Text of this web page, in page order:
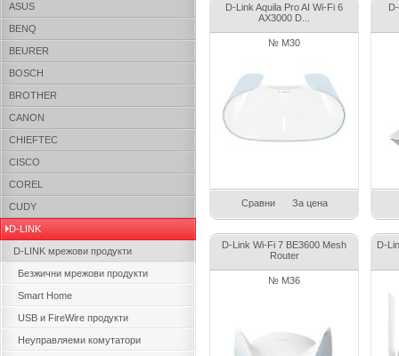
ASUS
BENQ
BEURER
BOSCH
BROTHER
CANON
CHIEFTEC
CISCO
COREL
CUDY
D-LINK
D-LINK мрежови продукти
Безжични мрежови продукти
Smart Home
USB и FireWire продукти
Неуправляеми комутатори
D-Link Aquila Pro AI Wi-Fi 6
AX3000 D...
№ M30
Сравни За цена
D-Link Wi-Fi 7 BE3600 Mesh
Router
№ M36
D-